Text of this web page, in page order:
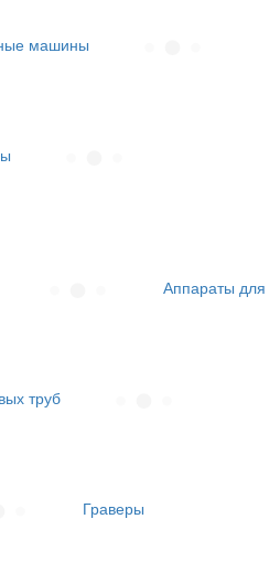
машины
Аппараты для
труб
Граверы